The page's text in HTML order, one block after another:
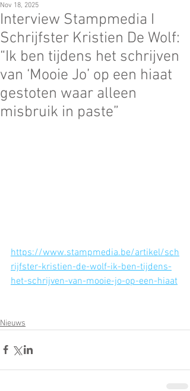
Interview Stampmedia I
Schrijfster Kristien De Wolf:
“Ik ben tijdens het schrijven
van ‘Mooie Jo’ op een hiaat
gestoten waar alleen
misbruik in paste”
Nov 18, 2025
https://www.stampmedia.be/artikel/sch
rijfster-kristien-de-wolf-ik-ben-tijdens-
het-schrijven-van-mooie-jo-op-een-hiaat
Nieuws